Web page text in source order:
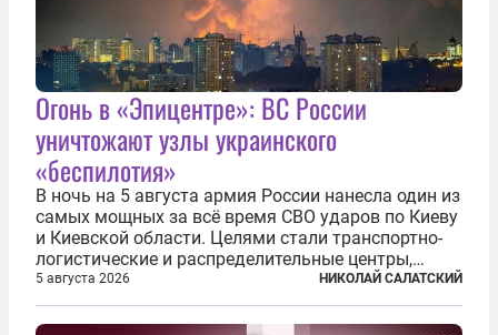
Огонь в «Эпицентре»: ВС России
уничтожают узлы украинского
«беспилотия»
В ночь на 5 августа армия России нанесла один из
самых мощных за всё время СВО ударов по Киеву
и Киевской области. Целями стали транспортно-
логистические и распределительные центры,
которые ВСУ использовали для хранения и
доставки вооружений и грузов военного
назначения. Атака также «накрыла»...
5 августа 2026 НИКОЛАЙ САЛАТСКИЙ